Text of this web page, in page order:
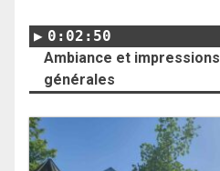
0:02:50
Ambiance et impressions
générales